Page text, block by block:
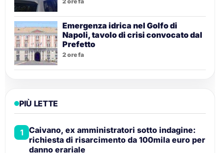
Emergenza idrica nel Golfo di
Napoli, tavolo di crisi convocato dal
Prefetto
2 ore fa
PIÙ LETTE
1 Caivano, ex amministratori sotto indagine:
richiesta di risarcimento da 100mila euro per
danno erariale